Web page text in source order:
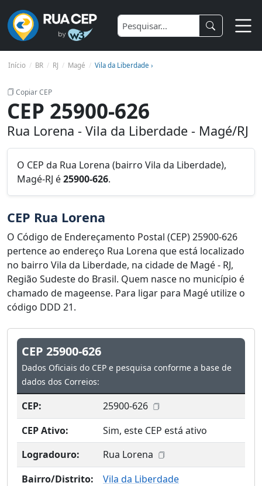
Início BR RJ Magé Vila da Liberdade ›
Copiar CEP
CEP 25900-626
Rua Lorena - Vila da Liberdade - Magé/RJ
O CEP da Rua Lorena (bairro Vila da Liberdade),
Magé-RJ é25900-626.
CEP Rua Lorena
O Código de Endereçamento Postal (CEP) 25900-626
pertence ao endereço Rua Lorena que está localizado
no bairro Vila da Liberdade, na cidade de Magé - RJ,
Região Sudeste do Brasil. Quem nasce no município é
chamado de mageense. Para ligar para Magé utilize o
código DDD 21.
CEP 25900-626
Dados Oficiais do CEP e pesquisa conforme a base de
dados dos Correios:
CEP:
25900-626
CEP Ativo:
Sim, este CEP está ativo
Logradouro:
Rua Lorena
Bairro/Distrito:
Vila da Liberdade